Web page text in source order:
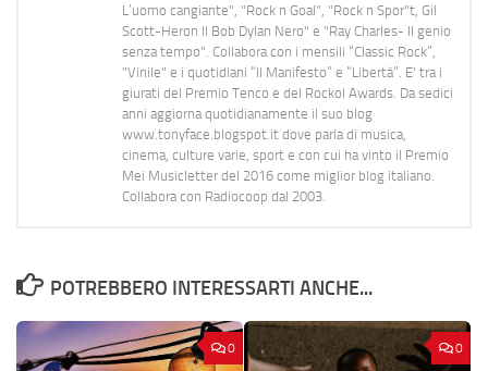
L’uomo cangiante", "Rock n Goal", "Rock n Spor"t, Gil
Scott-Heron Il Bob Dylan Nero" e "Ray Charles- Il genio
senza tempo". Collabora con i mensili “Classic Rock”,
"Vinile" e i quotidiani “Il Manifesto” e “Libertà”. E' tra i
giurati del Premio Tenco e del Rockol Awards. Da sedici
anni aggiorna quotidianamente il suo blog
www.tonyface.blogspot.it dove parla di musica,
cinema, culture varie, sport e con cui ha vinto il Premio
Mei Musicletter del 2016 come miglior blog italiano.
Collabora con Radiocoop dal 2003.
POTREBBERO INTERESSARTI ANCHE...
0 0